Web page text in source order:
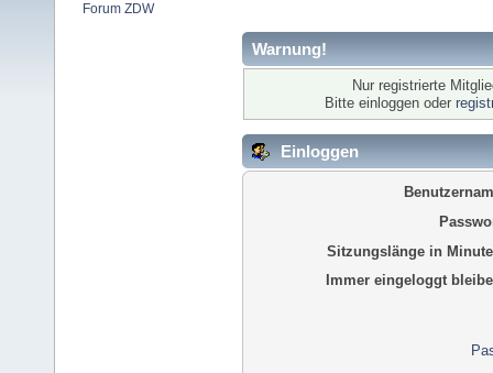
Forum ZDW
Warnung!
Nur registrierte
Bitte einloggen oder
Einloggen
Sitzungslänge in
Immer eingeloggt